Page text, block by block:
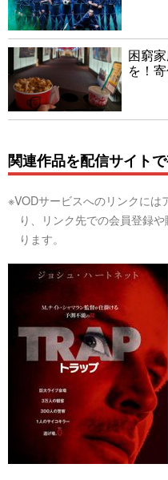
困窮
を！
関連作品を配信サイト
※VODサービスへのリンクには
り、リンク先での会員登録
ります。